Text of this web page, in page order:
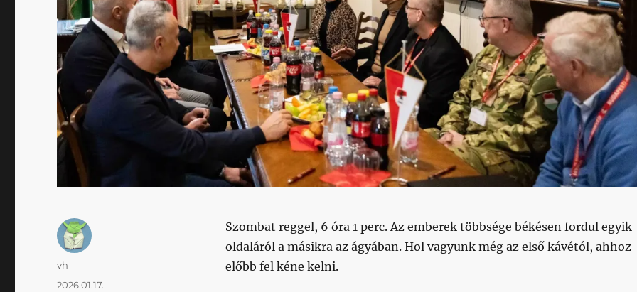
Szombat reggel, 6 óra 1 perc. Az emberek többsége békésen fordul egyik
oldaláról a másikra az ágyában. Hol vagyunk még az első kávétól, ahhoz
előbb fel kéne kelni.
Szerző
vh
Közzétéve
2026.01.17.